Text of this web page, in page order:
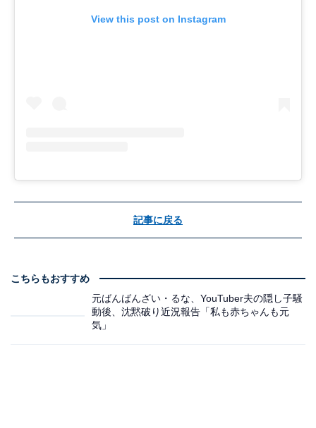
View this post on Instagram
記事に戻る
こちらもおすすめ
元ばんばんざい・るな、YouTuber夫の隠し子騒
動後、沈黙破り近況報告「私も赤ちゃんも元
気」